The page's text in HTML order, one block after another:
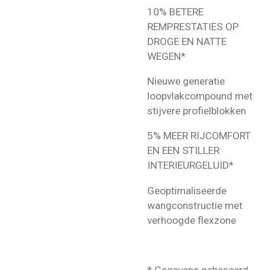
10% BETERE
REMPRESTATIES OP
DROGE EN NATTE
WEGEN*
Nieuwe generatie
loopvlakcompound met
stijvere profielblokken
5% MEER RIJCOMFORT
EN EEN STILLER
INTERIEURGELUID*
Geoptimaliseerde
wangconstructie met
verhoogde flexzone